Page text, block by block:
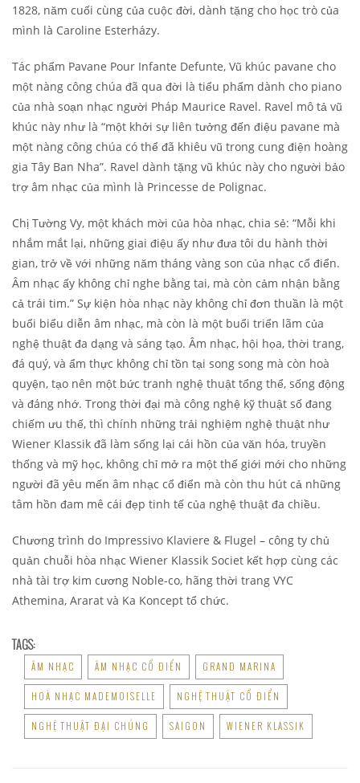
1828, năm cuối cùng của cuộc đời, dành tặng cho học trò của
mình là Caroline Esterházy.
Tác phẩm Pavane Pour Infante Defunte, Vũ khúc pavane cho
một nàng công chúa đã qua đời là tiểu phẩm dành cho piano
của nhà soạn nhạc người Pháp Maurice Ravel. Ravel mô tả vũ
khúc này như là “một khởi sự liên tưởng đến điệu pavane mà
một nàng công chúa có thể đã khiêu vũ trong cung điện hoàng
gia Tây Ban Nha”. Ravel dành tặng vũ khúc này cho người bảo
trợ âm nhạc của mình là Princesse de Polignac.
Chị Tường Vy, một khách mời của hòa nhạc, chia sẻ: “Mỗi khi
nhắm mắt lại, những giai điệu ấy như đưa tôi du hành thời
gian, trở về với những năm tháng vàng son của nhạc cổ điển.
Âm nhạc ấy không chỉ nghe bằng tai, mà còn cảm nhận bằng
cả trái tim.” Sự kiện hòa nhạc này không chỉ đơn thuần là một
buổi biểu diễn âm nhạc, mà còn là một buổi triển lãm của
nghệ thuật đa dạng và sáng tạo. Âm nhạc, hội họa, thời trang,
đá quý, và ẩm thực không chỉ tồn tại song song mà còn hoà
quyện, tạo nên một bức tranh nghệ thuật tổng thể, sống động
và đáng nhớ. Trong thời đại mà công nghệ kỹ thuật số đang
chiếm ưu thế, thì chính những trải nghiệm nghệ thuật như
Wiener Klassik đã làm sống lại cái hồn của văn hóa, truyền
thống và mỹ học, không chỉ mở ra một thế giới mới cho những
người đã yêu mến âm nhạc cổ điển mà còn thu hút cả những
tâm hồn đam mê cái đẹp tinh tế của nghệ thuật đa chiều.
Chương trình do Impressivo Klaviere & Flugel – công ty chủ
quản chuỗi hòa nhạc Wiener Klassik Societ kết hợp cùng các
nhà tài trợ kim cương Noble-co, hãng thời trang VYC
Athemina, Ararat và Ka Koncept tổ chức.
TAGS:
ÂM NHẠC ÂM NHẠC CỔ ĐIỂN GRAND MARINA
HOÀ NHẠC MADEMOISELLE NGHỆ THUẬT CỔ ĐIỂN
NGHỆ THUẬT ĐẠI CHÚNG SAIGON WIENER KLASSIK